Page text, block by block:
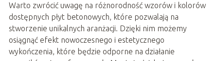
Warto zwrócić uwagę na różnorodność wzorów i kolorów
dostępnych płyt betonowych, które pozwalają na
stworzenie unikalnych aranżacji. Dzięki nim możemy
osiągnąć efekt nowoczesnego i estetycznego
wykończenia, które będzie odporne na działanie